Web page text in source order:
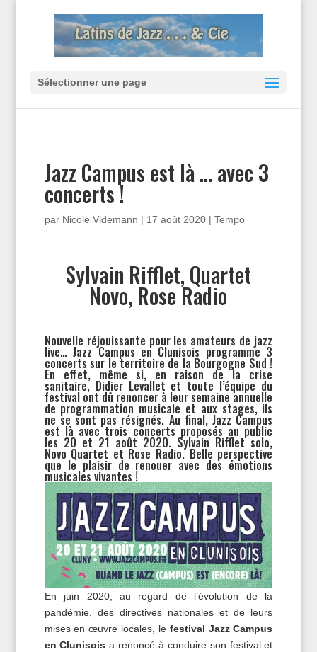
Sélectionner une page
Jazz Campus est là … avec 3
concerts !
par Nicole Videmann | 17 août 2020| Tempo
Sylvain Rifflet, Quartet
Novo, Rose Radio
Nouvelle réjouissante pour les amateurs de jazz
live… Jazz Campus en Clunisois programme 3
concerts sur le territoire de la Bourgogne Sud !
En effet, même si, en raison de la crise
sanitaire, Didier Levallet et toute l’équipe du
festival ont dû renoncer à leur semaine annuelle
de programmation musicale et aux stages, ils
ne se sont pas résignés. Au final, Jazz Campus
est là avec trois concerts proposés au public
les 20 et 21 août 2020. Sylvain Rifflet solo,
Novo Quartet et Rose Radio. Belle perspective
que le plaisir de renouer avec des émotions
musicales vivantes !
En juin 2020, au regard de l’évolution de la
pandémie, des directives nationales et de leurs
mises en œuvre locales, le festival Jazz Campus
en Clunisois a renoncé à conduire son festival et